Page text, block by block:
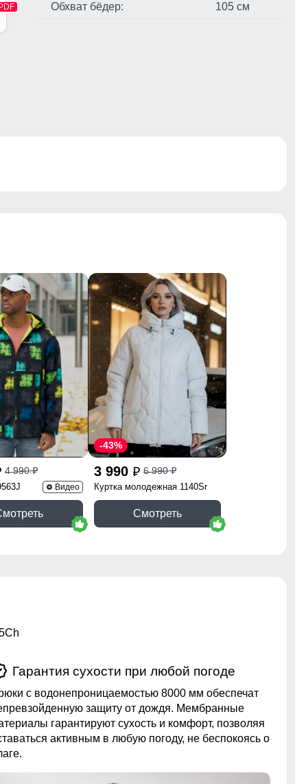
Обхват бёдер: 105 см
4 990p
Видео
3 990 p 6 990p
-43%
Куртка молодежная 1140Sr
Смотреть
Гарантия сухости при любой погоде
с водонепроницаемостью 8000 мм обеспечат
защиту от дождя. Мембранные
гарантируют сухость и комфорт, позволяя
активным в любую погоду, не беспокоясь о